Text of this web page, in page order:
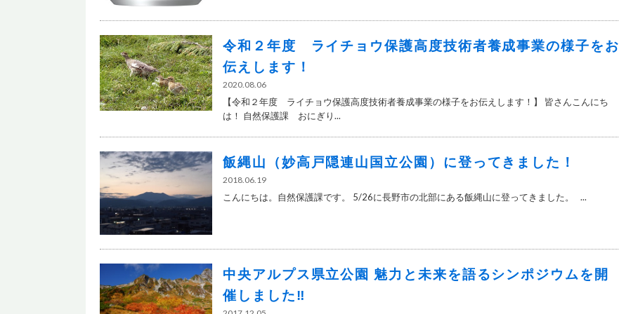
令和２年度 ライチョウ保護高度技術者養成事業の様子をお
伝えします！
2020.08.06
【令和２年度 ライチョウ保護高度技術者養成事業の様子をお伝えします！】 皆さんこんにち
は！ 自然保護課 おにぎり...
飯縄山（妙高戸隠連山国立公園）に登ってきました！
2018.06.19
こんにちは。自然保護課です。 5/26に長野市の北部にある飯縄山に登ってきました。 ...
中央アルプス県立公園 魅力と未来を語るシンポジウムを開
催しました‼